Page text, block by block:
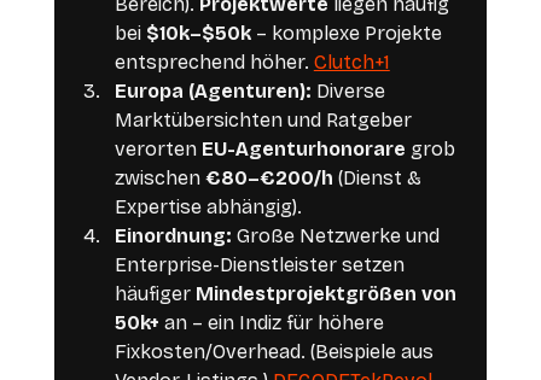
bei $10k–$50k – komplexe Projekte
entsprechend höher. Clutch+1
Europa (Agenturen): Diverse
Marktübersichten und Ratgeber
verorten EU-Agenturhonorare grob
zwischen €80–€200/h (Dienst &
Expertise abhängig).
Einordnung: Große Netzwerke und
Enterprise-Dienstleister setzen
häufiger Mindestprojektgrößen von
50k+ an – ein Indiz für höhere
Fixkosten/Overhead. (Beispiele aus